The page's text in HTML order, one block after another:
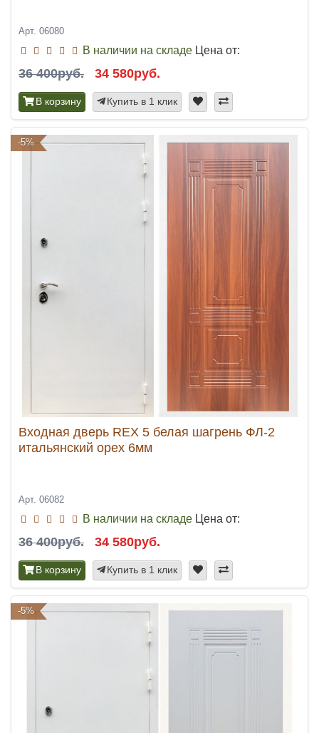
Арт. 06080
В наличии на складе Цена от:
36 400руб. 34 580руб.
В корзину Купить в 1 клик
-5%
Входная дверь REX 5 белая шагрень ФЛ-2
итальянский орех 6мм
Арт. 06082
В наличии на складе Цена от:
36 400руб. 34 580руб.
В корзину Купить в 1 клик
-5%